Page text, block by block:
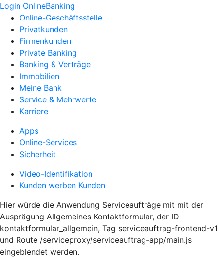
Login OnlineBanking
Online-Geschäftsstelle
Privatkunden
Firmenkunden
Private Banking
Banking & Verträge
Immobilien
Meine Bank
Service & Mehrwerte
Karriere
Apps
Online-Services
Sicherheit
Video-Identifikation
Kunden werben Kunden
Hier würde die Anwendung Serviceaufträge mit mit der
Ausprägung Allgemeines Kontaktformular, der ID
kontaktformular_allgemein, Tag serviceauftrag-frontend-v1
und Route /serviceproxy/serviceauftrag-app/main.js
eingeblendet werden.